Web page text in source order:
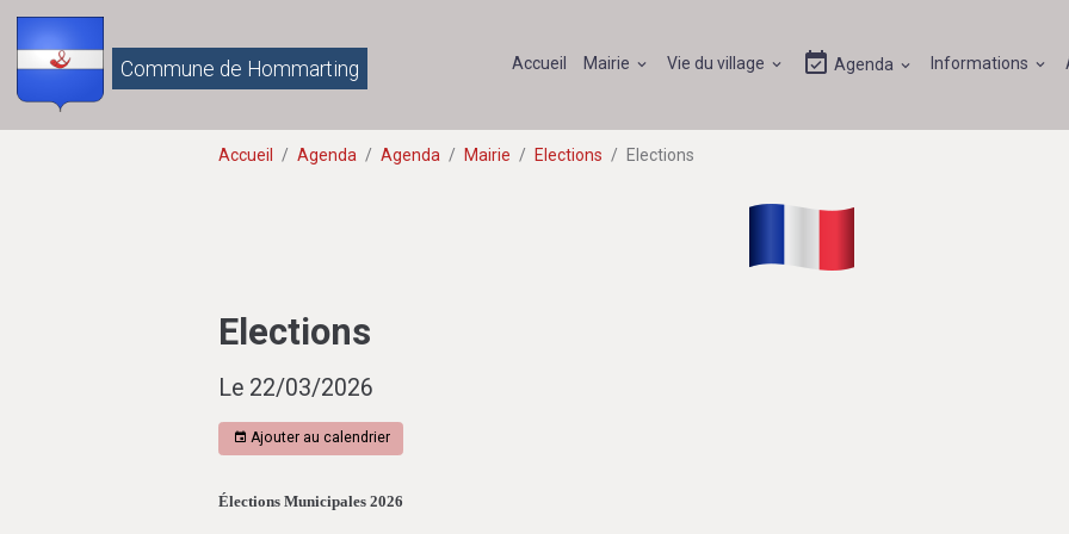
Commune de Hommarting Accueil Mairie Vie du village Agenda Informations
Accueil Agenda Agenda Mairie Elections Elections
Elections
Le 22/03/2026
Ajouter au calendrier
Élections Municipales 2026